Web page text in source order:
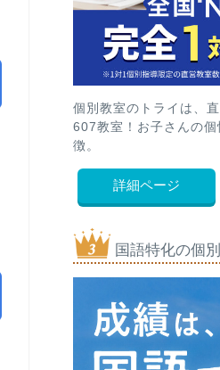
個別教室のトライは、
607教室！お子さんの
徴。
詳細ページ
国語特化の個